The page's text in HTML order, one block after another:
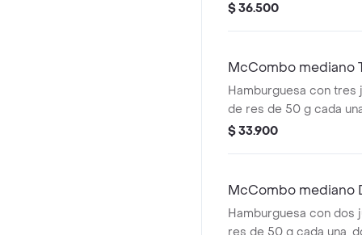
fresca, pepinillos,
ajonjolí. Acompañada
medianas y bebida
$ 36.500
McCombo mediano
Queso
Hamburguesa con tres
de res de 50 g cada
cheddar cremoso,
medianas y bebida
$ 33.900
McCombo mediano
Queso
Hamburguesa con dos